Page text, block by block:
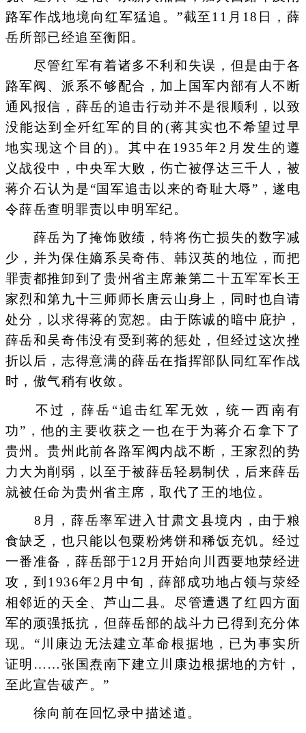
路军作战地境向红军猛追。”截至11月18日，薛
岳所部已经追至衡阳。
尽管红军有着诸多不利和失误，但是由于各
路军阀、派系不够配合，加上国军内部有人不断
通风报信，薛岳的追击行动并不是很顺利，以致
没能达到全歼红军的目的(蒋其实也不希望过早
地实现这个目的)。其中在1935年2月发生的遵
义战役中，中央军大败，伤亡被俘达三千人，被
蒋介石认为是“国军追击以来的奇耻大辱”，遂电
令薛岳查明罪责以申明军纪。
薛岳为了掩饰败绩，特将伤亡损失的数字减
少，并为保住嫡系吴奇伟、韩汉英的地位，而把
罪责都推卸到了贵州省主席兼第二十五军军长王
家烈和第九十三师师长唐云山身上，同时也自请
处分，以求得蒋的宽恕。由于陈诚的暗中庇护，
薛岳和吴奇伟没有受到蒋的惩处，但经过这次挫
折以后，志得意满的薛岳在指挥部队同红军作战
时，傲气稍有收敛。
不过，薛岳“追击红军无效，统一西南有
功”，他的主要收获之一也在于为蒋介石拿下了
贵州。贵州此前各路军阀内战不断，王家烈的势
力大为削弱，以至于被薛岳轻易制伏，后来薛岳
就被任命为贵州省主席，取代了王的地位。
8月，薛岳率军进入甘肃文县境内，由于粮
食缺乏，也只能以包粟粉烤饼和稀饭充饥。经过
一番准备，薛岳部于12月开始向川西要地荥经进
攻，到1936年2月中旬，薛部成功地占领与荥经
相邻近的天全、芦山二县。尽管遭遇了红四方面
军的顽强抵抗，但薛岳部的战斗力已得到充分体
现。“川康边无法建立革命根据地，已为事实所
证明……张国焘南下建立川康边根据地的方针，
至此宣告破产。”
徐向前在回忆录中描述道。